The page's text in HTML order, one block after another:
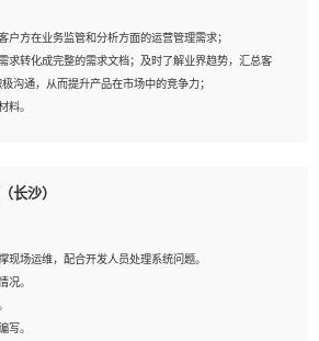
等常用图像处理软件，熟练进行图像处理；
类算法和关联分析算法原理，能熟练使用神经网络算法
，熟悉模型调参，压缩和整型化方法；
户方在业务监管和分析方面的运营管理需求；
求转化成完整的需求文档；及时了解业界趋势，汇总客
沟通，从而提升产品在市场中的竞争力；
料。
工作经验。
案,并推动方案执行达成结果；熟练使用PPT、
；
和技术信息；具有较强的文档编写能力，能独立撰写
需携带个人制作的专业PPT文件进行展示。
长沙）
现场运维，配合开发人员处理系统问题。
况。
写。